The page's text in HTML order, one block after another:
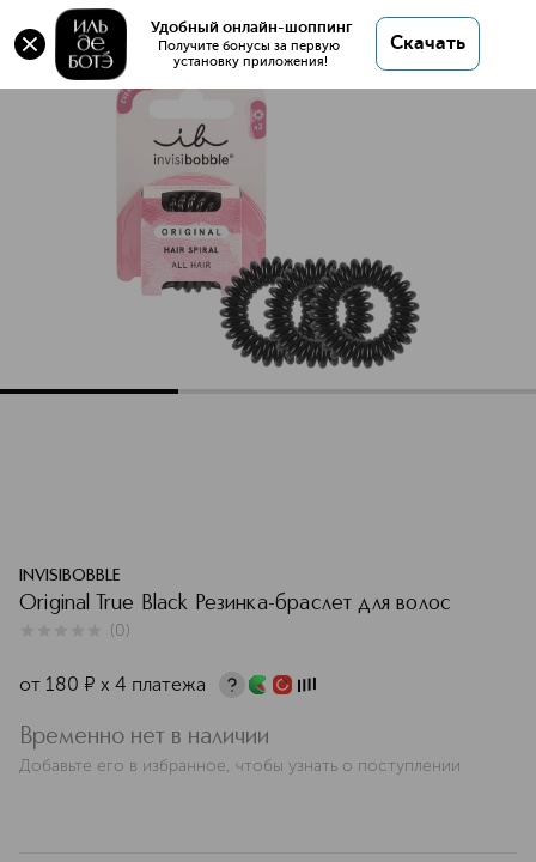
Удобный онлайн-шоппинг
Получите бонусы за первую
установку приложения!
Скачать
Original True Black Резинка-браслет для волос
Original True Black Резинка-браслет для волос
INVISIBOBBLE
Original True Black Резинка-браслет для волос
(0)
от 180 ¤ х 4 платежа
Временно нет в наличии
Добавьте его в избранное, чтобы узнать о поступлении